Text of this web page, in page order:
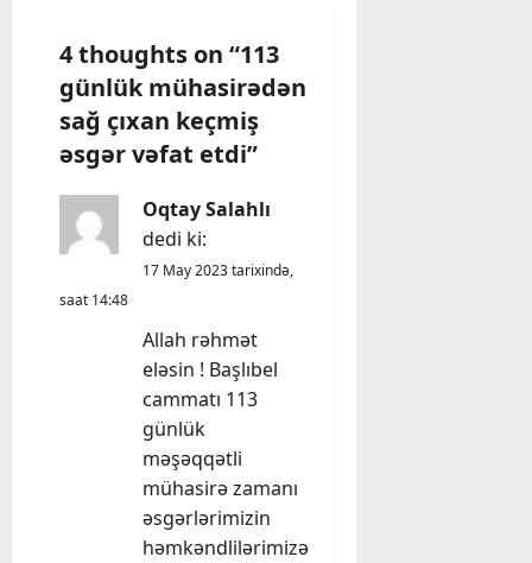
i
g
a
t
i
o
4 thoughts on “113
günlük mühasirədən
sağ çıxan keçmiş
əsgər vəfat etdi”
Oqtay Salahlı
dedi ki:
17 May 2023 tarixində,
saat 14:48
Allah rəhmət
eləsin ! Başlıbel
cammatı 113
günlük
məşəqqətli
mühasirə zamanı
əsgərlərimizin
həmkəndlilərimizə